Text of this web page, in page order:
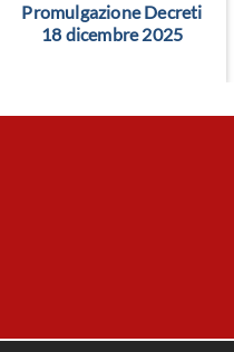
Promulgazione Decreti
18 dicembre 2025